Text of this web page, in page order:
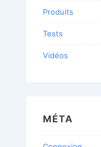
Produits
Tests
Vidéos
MÉTA